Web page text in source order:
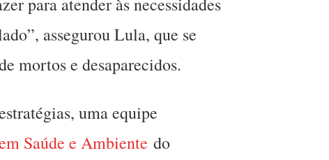
assegurou Lula, que se
mortos e desaparecidos.
uma equipe
Saúde e Ambiente do